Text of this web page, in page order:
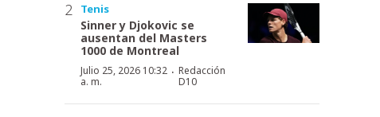
Tenis
Sinner y Djokovic se
ausentan del Masters
1000 de Montreal
Julio 25, 2026 10:32
a. m.
·Redacción
D10